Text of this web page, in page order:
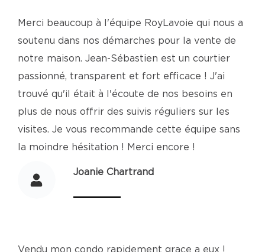
Merci beaucoup à l'équipe RoyLavoie qui nous a
soutenu dans nos démarches pour la vente de
notre maison. Jean-Sébastien est un courtier
passionné, transparent et fort efficace ! J'ai
trouvé qu'il était à l'écoute de nos besoins en
plus de nous offrir des suivis réguliers sur les
visites. Je vous recommande cette équipe sans
la moindre hésitation ! Merci encore !
Joanie Chartrand
Vendu mon condo rapidement grace a eux !